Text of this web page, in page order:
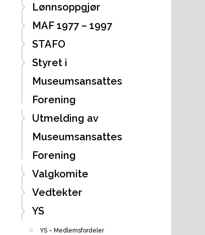
Lønnsoppgjør
MAF 1977 – 1997
STAFO
Styret i
Museumsansattes
Forening
Utmelding av
Museumsansattes
Forening
Valgkomite
Vedtekter
YS
YS – Medlemsfordeler